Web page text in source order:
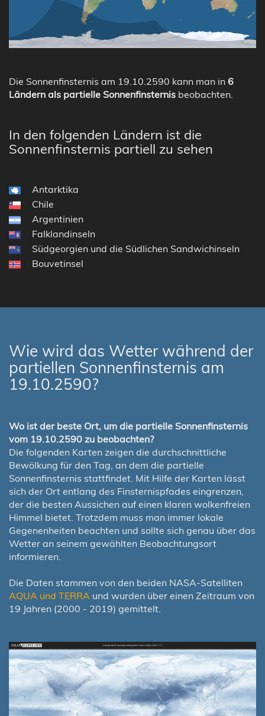
Die Sonnenfinsternis am 19.10.2590 kann man in 6
Ländern als partielle Sonnenfinsternis beobachten.
In den folgenden Ländern ist die
Sonnenfinsternis partiell zu sehen
Antarktika
Chile
Argentinien
Falklandinseln
Südgeorgien und die Südlichen Sandwichinseln
Bouvetinsel
Wie wird das Wetter während der
partiellen Sonnenfinsternis am
19.10.2590?
Wo ist der beste Ort, um die partielle Sonnenfinsternis
vom 19.10.2590 zu beobachten?
Die folgenden Karten zeigen die durchschnittliche
Bewölkung für den Tag, an dem die partielle
Sonnenfinsternis stattfindet. Mit Hilfe der Karten lässt
sich der Ort entlang des Finsternispfades eingrenzen,
der die besten Aussichen auf einen klaren wolkenfreien
Himmel bietet. Trotzdem muss man immer lokale
Gegenenheiten beachten und sollte sich genau über das
Wetter an seinem gewählten Beobachtungsort
informieren.
Die Daten stammen von den beiden NASA-Satelliten
AQUA und TERRA und wurden über einen Zeitraum von
19 Jahren (2000 - 2019) gemittelt.